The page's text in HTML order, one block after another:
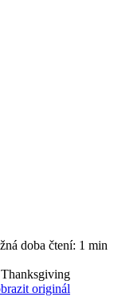
doba čtení: 1 min
Thanksgiving
originál